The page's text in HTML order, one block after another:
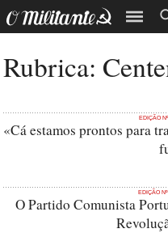
Rubrica:
EDIÇÃO
«Cá estamos prontos para
EDIÇÃO
O Partido Comunista